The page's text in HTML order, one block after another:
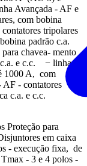
Avançada - AF e
com bobina
tripolares
padrão c.a.
chavea- mento
c.a. e c.c. − linha
1000 A, com
- contatores
c.a. e c.c.
Proteção para
em caixa
- execução fixa, de
- 3 e 4 polos -